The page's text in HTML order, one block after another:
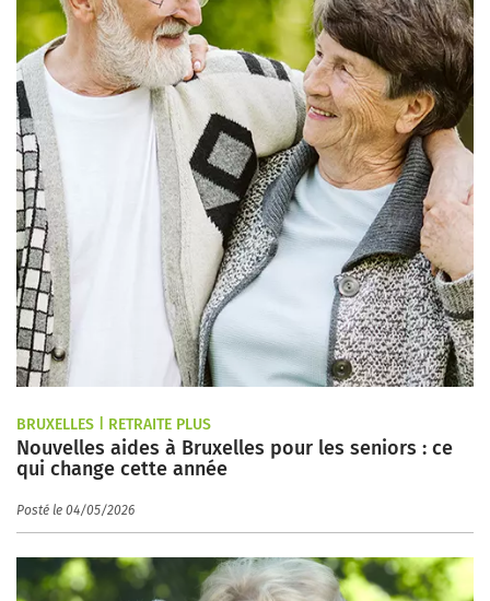
BRUXELLES | RETRAITE PLUS
Nouvelles aides à Bruxelles pour les seniors : ce
qui change cette année
Posté le 04/05/2026